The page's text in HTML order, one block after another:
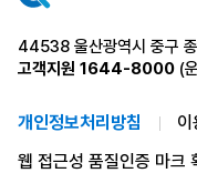
44538 울산광역시 중구
고객지원 1644-8000 (
개인정보처리방침
이
웹 접근성 품질인증 마크